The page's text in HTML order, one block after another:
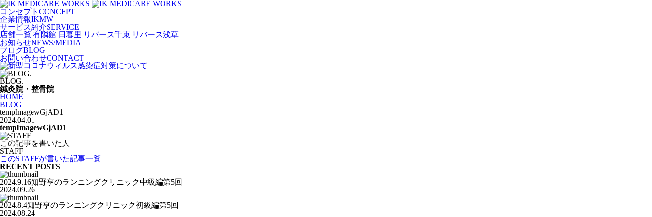
コンセプト CONCEPT
企業情報IKMW
サービス紹介SERVICE
店舗一覧 有隣館 日暮里 リバース千束 リバース浅草
お知らせNEWS/MEDIA
ブログBLOG
お問い合わせCONTACT
BLOG.
鍼灸院・整骨院
HOME
BLOG
tempImagewGjAD1
2024.04.01
tempImagewGjAD1
この記事を書いた人
STAFF
このSTAFFが書いた記事一覧
RECENT POSTS
2024.9.16知野亨のランニングクリニック中級編第5回
2024.09.26
2024.8.4知野亨のランニングクリニック初級編第5回
2024.08.24